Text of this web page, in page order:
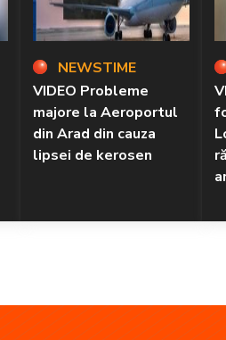
NEWSTIME
VIDEO Probleme
majore la Aeroportul
din Arad din cauza
lipsei de kerosen